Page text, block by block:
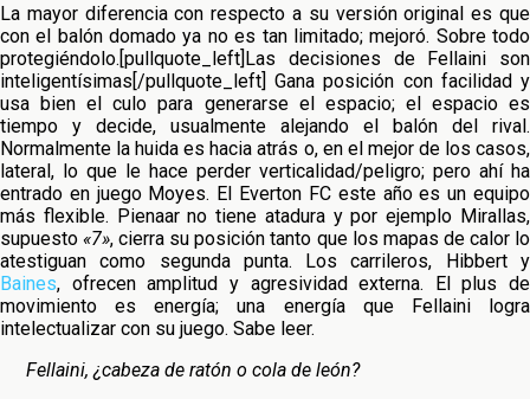
La mayor diferencia con respecto a su versión original es que
con el balón domado ya no es tan limitado; mejoró. Sobre todo
protegiéndolo.[pullquote_left]Las decisiones de Fellaini son
inteligentísimas[/pullquote_left] Gana posición con facilidad y
usa bien el culo para generarse el espacio; el espacio es
tiempo y decide, usualmente alejando el balón del rival.
Normalmente la huida es hacia atrás o, en el mejor de los casos,
lateral, lo que le hace perder verticalidad/peligro; pero ahí ha
entrado en juego Moyes. El Everton FC este año es un equipo
más flexible. Pienaar no tiene atadura y por ejemplo Mirallas,
supuesto«7», cierra su posición tanto que los mapas de calor lo
atestiguan como segunda punta. Los carrileros, Hibbert y
Baines, ofrecen amplitud y agresividad externa. El plus de
movimiento es energía; una energía que Fellaini logra
intelectualizar con su juego. Sabe leer.
Fellaini, ¿cabeza de ratón o cola de león?